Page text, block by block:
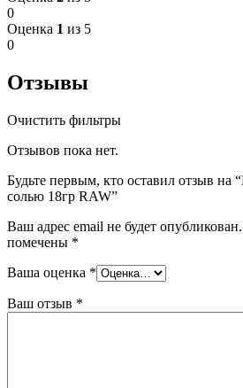
0
Оценка 1 из 5
0
Отзывы
Очистить фильтры
Отзывов пока нет.
Будьте первым, кто оставил отзыв на
солью 18гр RAW”
Ваш адрес email не будет опубликован.
помечены *
Ваша оценка *
Ваш отзыв *